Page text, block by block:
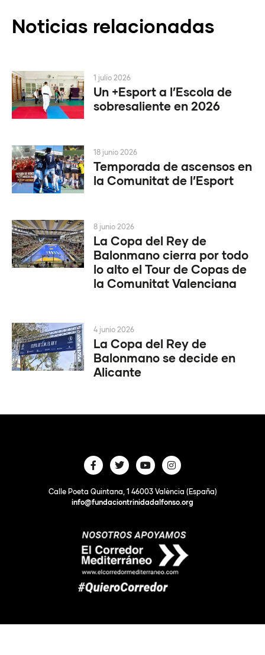
Noticias relacionadas
Un +Esport a l’Escola de
sobresaliente en 2026
1 julio 2026
Temporada de ascensos en
la Comunitat de l’Esport
18 junio 2026
La Copa del Rey de
Balonmano cierra por todo
lo alto el Tour de Copas de
la Comunitat Valenciana
8 junio 2026
La Copa del Rey de
Balonmano se decide en
Alicante
4 junio 2026
Calle Poeta Quintana, 1 46003 València (España)
info@fundaciontrinidadalfonso.org